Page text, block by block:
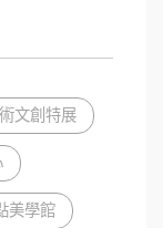
文創特展
美學館